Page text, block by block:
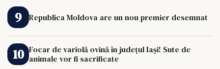
Republica Moldova are un nou premier desemnat
Focar de variolă ovină în județul Iași! Sute de
animale vor fi sacrificate